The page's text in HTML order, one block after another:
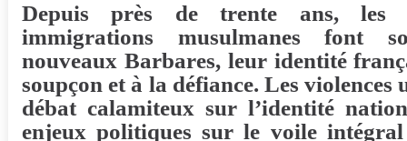
Depuis près de trente ans, les
immigrations musulmanes font
nouveaux Barbares, leur identité
soupçon et à la défiance. Les violences
débat calamiteux sur l’identité
enjeux politiques sur le voile intégral